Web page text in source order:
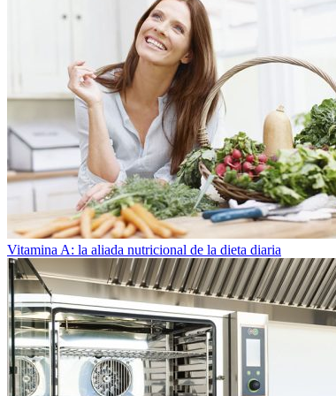
Vitamina A: la aliada nutricional de la dieta diaria